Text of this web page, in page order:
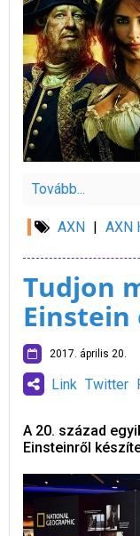
Tovább...
AXN AXN
Tudjon
2017. április 20.
Link Twitter
A 20. század
Einsteinről